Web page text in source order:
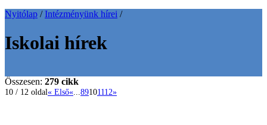
Nyitólap / Intézményünk hírei /
Iskolai hírek
Összesen: 279 cikk
10 / 12 oldal« Első« 89101112»